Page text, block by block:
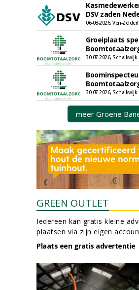
DSV zaden
06-08-2026, Ven-
Groeiplaats
30-07-2026, Schalkwijk
30-07-2026, Schalkwijk
meer Groene
GREEN OUTLET
Iedereen kan gratis kleine
plaatsen via zijn eigen
Plaats een gratis advertentie